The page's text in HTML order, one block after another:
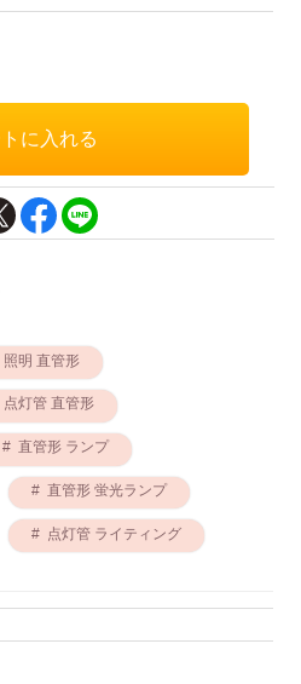
照明 直管形
点灯管 直管形
直管形 ランプ
直管形 蛍光ランプ
点灯管 ライティング